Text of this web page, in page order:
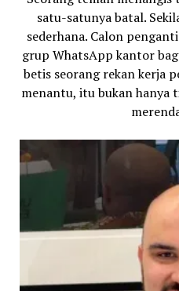
satu-satunya batal.
sederhana. Calon
grup WhatsApp kantor
betis seorang rekan kerja
menantu, itu bukan hanya